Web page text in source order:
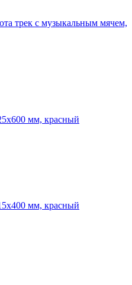
трек с музыкальным мячем,
мм, красный
мм, красный